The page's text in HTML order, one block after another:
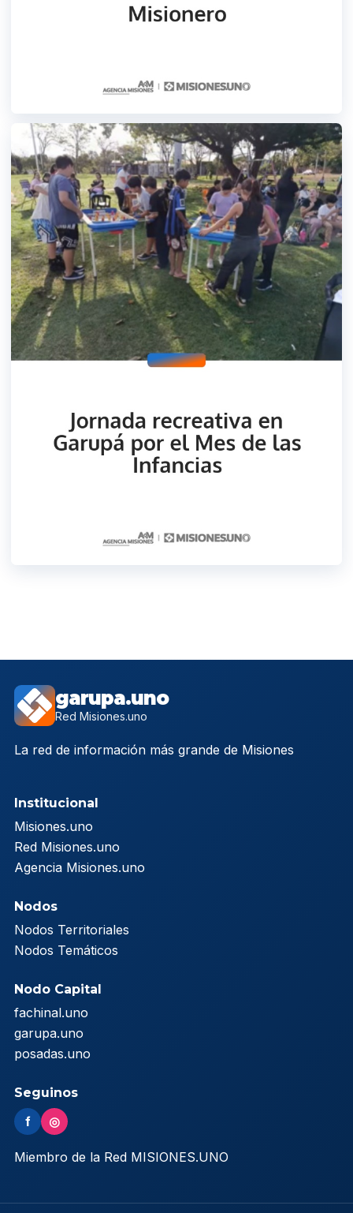
garupa.uno
Red Misiones.uno
La red de información más grande de Misiones
Institucional
Misiones.uno
Red Misiones.uno
Agencia Misiones.uno
Nodos
Nodos Territoriales
Nodos Temáticos
Nodo Capital
fachinal.uno
garupa.uno
posadas.uno
Seguinos
f ◎
Miembro de la Red MISIONES.UNO